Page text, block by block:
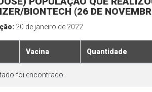
BIONTECH (26 DE
20 de janeiro de 2022
Vacina Quantidade
foi encontrado.